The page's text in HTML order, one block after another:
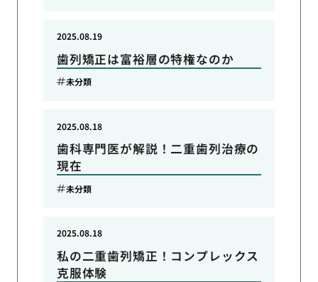
歯列矯正は富裕層の特権なのか
2025.08.19
未分類
歯科専門医が解説！二重歯列治療の
現在
2025.08.18
未分類
私の二重歯列矯正！コンプレックス
克服体験
2025.08.18